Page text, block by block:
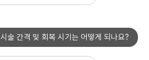
시술 간격 및 회복 시기는 어떻게 되나요?